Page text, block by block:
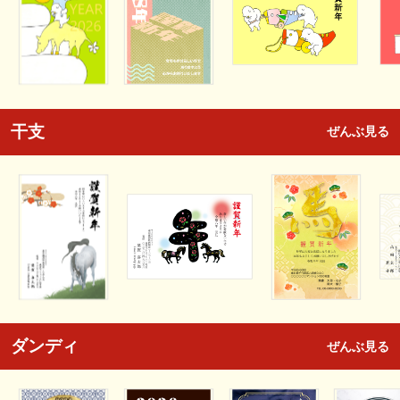
干支 ぜんぶ見る
ダンディ ぜんぶ見る